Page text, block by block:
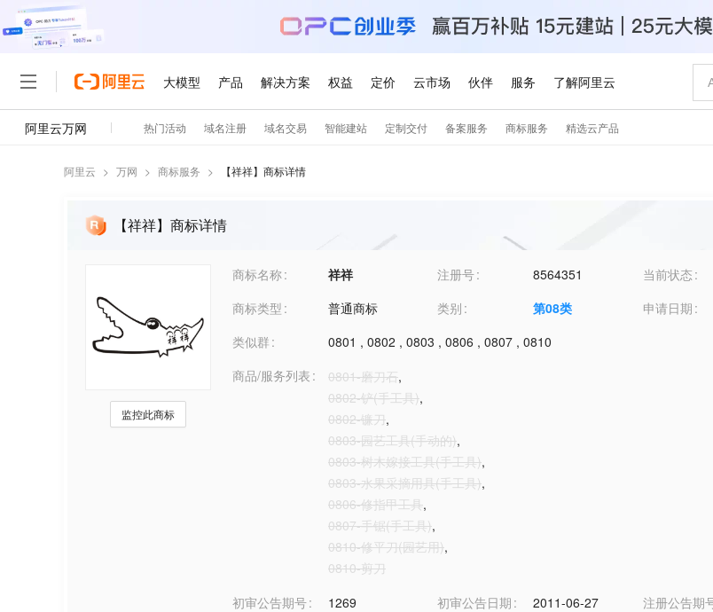
阿里云 > 万网 > 商标服务 > 【祥祥】商标详情
【祥祥】商标详情
监控此商标
商标名称 祥祥 注册号 8564351 当前状态
商标类型
普通商标 类别 第08类 申请日期
类似群
0801 , 0802 , 0803 , 0806 , 0807 , 0810
商品/服务列表
0801-磨刀石,
0802-铲(手工具),
0802-镰刀,
0803-园艺工具(手动的),
0803-树木嫁接工具(手工具),
0803-水果采摘用具(手工具),
0806-修指甲工具,
0807-手锯(手工具),
0810-修平刀(园艺用),
0810-剪刀
初审公告期号
1269 初审公告日期 2011-06-27 注册公告期